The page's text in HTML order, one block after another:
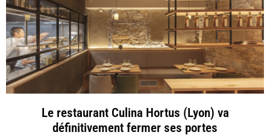
Le restaurant Culina Hortus (Lyon) va
définitivement fermer ses portes